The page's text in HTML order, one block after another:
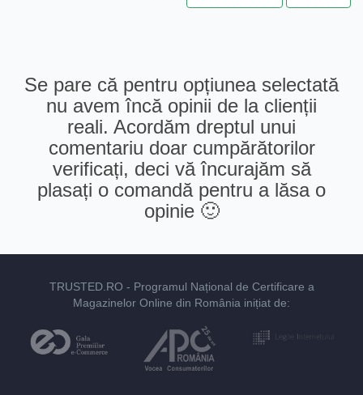
Se pare că pentru opțiunea selectată
nu avem încă opinii de la clienții
reali. Acordăm dreptul unui
comentariu doar cumpărătorilor
verificați, deci vă încurajăm să
plasați o comandă pentru a lăsa o
opinie 🙂
TRUSTED.RO - Programul Național de Certificare a
Magazinelor Online din România inițiat de: